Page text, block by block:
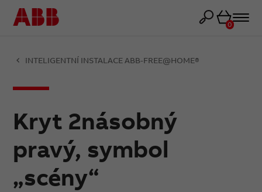
Košík
0
INTELIGENTNÍ INSTALACE ABB-FREE@HOME®
Kryt 2násobný
pravý, symbol
„scény“